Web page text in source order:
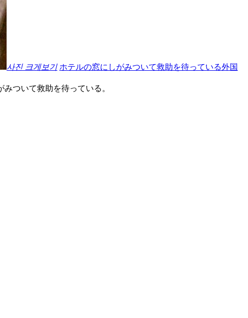
사진 크게보기 ホテルの窓にしがみついて救助を待っている外国
ついて救助を待っている。